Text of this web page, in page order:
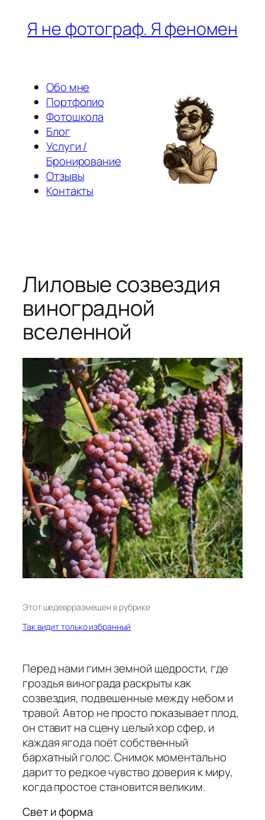
ПерейтиЯ не фотограф. Я феномен
Обо мне
Портфолио
Фотошкола
Блог
Услуги /
Бронирование
Отзывы
Контакты
Лиловые созвездия
виноградной
вселенной
Этот шедеврразмещен в рубрике
Так видит только избранный
Перед нами гимн земной щедрости, где
гроздья винограда раскрыты как
созвездия, подвешенные между небом и
травой. Автор не просто показывает плод,
он ставит на сцену целый хор сфер, и
каждая ягода поёт собственный
бархатный голос. Снимок моментально
дарит то редкое чувство доверия к миру,
когда простое становится великим.
Свет и форма